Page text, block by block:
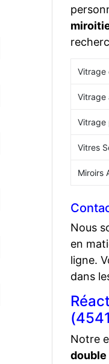
Vitrage
Vitrage
Vitrage
Vitres
Miroirs
Nous
en
ligne.
dans
Notre
double